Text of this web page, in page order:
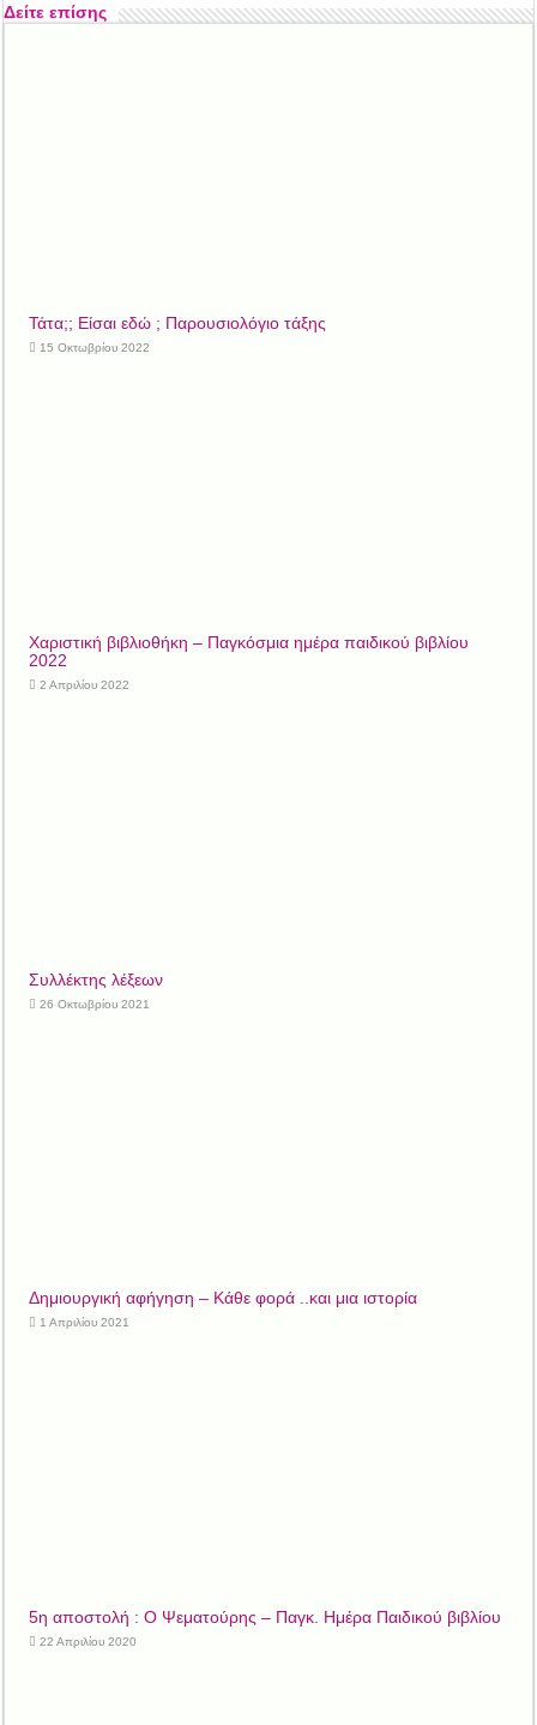
Δείτε επίσης
Τάτα;; Είσαι εδώ ; Παρουσιολόγιο τάξης
15 Οκτωβρίου 2022
Χαριστική βιβλιοθήκη – Παγκόσμια ημέρα παιδικού βιβλίου
2022
2 Απριλίου 2022
Συλλέκτης λέξεων
26 Οκτωβρίου 2021
Δημιουργική αφήγηση – Κάθε φορά ..και μια ιστορία
1 Απριλίου 2021
5η αποστολή : Ο Ψεματούρης – Παγκ. Ημέρα Παιδικού βιβλίου
22 Απριλίου 2020